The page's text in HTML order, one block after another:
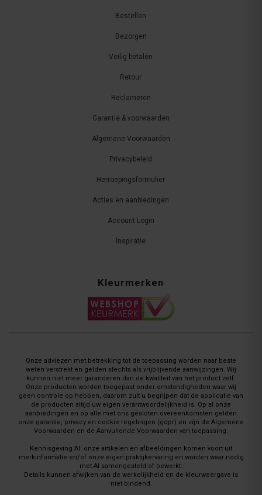
Bestellen
Bezorgen
Veilig betalen
Retour
Reclameren
Garantie & voorwaarden
Algemene Voorwaarden
Privacybeleid
Herroepingsformulier
Acties en aanbiedingen
Account Login
Inspiratie
Kleurmerken
Onze adviezen met betrekking tot de toepassing worden naar beste
weten verstrekt en gelden slechts als vrijblijvende aanwijzingen. Wij
kunnen niet meer garanderen dan de kwaliteit van het product zelf.
Onze producten worden toegepast onder omstandigheden waar wij
geen controle op hebben, daarom zult u begrijpen dat de applicatie van
de producten altijd uw eigen verantwoordelijkheid is. Op al onze
aanbiedingen en op alle met ons gesloten overeenkomsten gelden
onze garantie, privacy en cookie regelingen (gdpr) en zijn de Algemene
Voorwaarden en de Aanvullende Voorwaarden van toepassing.
Kennisgeving AI: onze artikelen en afbeeldingen komen voort uit
merkinformatie en/of onze eigen praktijkervaring en worden waar nodig
met AI samengesteld of bewerkt.
Details kunnen afwijken van de werkelijkheid en de kleurweergave is
niet bindend.